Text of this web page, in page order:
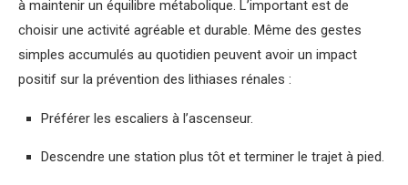
à maintenir un équilibre métabolique. L’important est de
choisir une activité agréable et durable. Même des gestes
simples accumulés au quotidien peuvent avoir un impact
positif sur la prévention des lithiases rénales :
Préférer les escaliers à l’ascenseur.
Descendre une station plus tôt et terminer le trajet à pied.